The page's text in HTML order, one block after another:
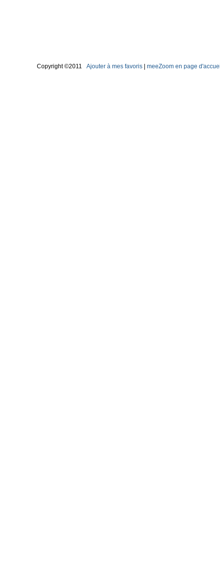
Copyright ©2011 Ajouter à mes favoris meeZoom en page